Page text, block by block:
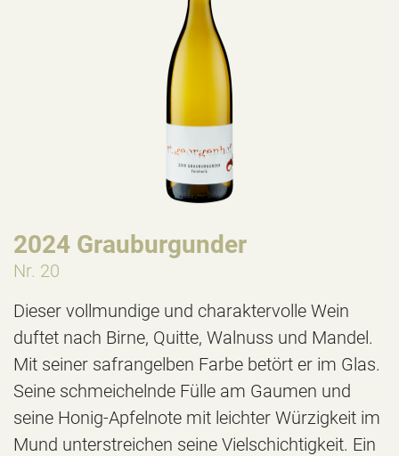
2024 Grauburgunder
Nr. 20
Dieser vollmundige und charaktervolle Wein
duftet nach Birne, Quitte, Walnuss und Mandel.
Mit seiner safrangelben Farbe betört er im Glas.
Seine schmeichelnde Fülle am Gaumen und
seine Honig-Apfelnote mit leichter Würzigkeit im
Mund unterstreichen seine Vielschichtigkeit. Ein